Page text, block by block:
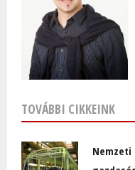
TOVÁBBI CIKKEINK
Nemzeti